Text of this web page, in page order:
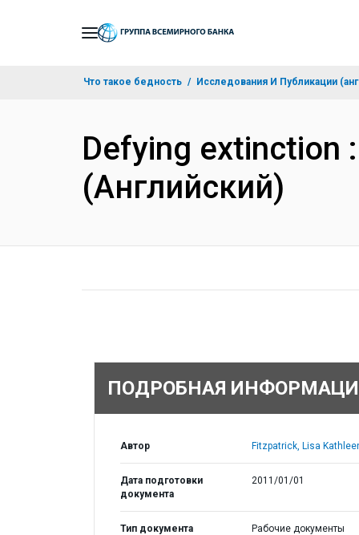
Что такое бедность Исследования И Публикации
Defying extinction
(Английский)
ПОДРОБНАЯ
Автор Fitzpatrick, Lisa
Дата подготовки
документа
2011/01/01
Тип документа Рабочие документы